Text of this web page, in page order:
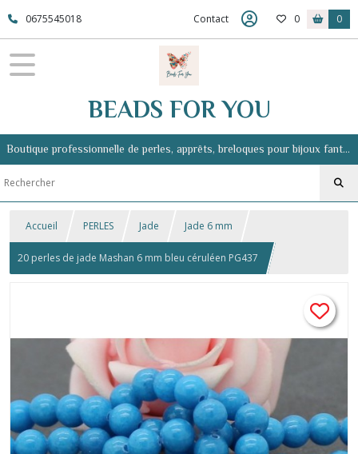
0675545018 Contact 0 0
BEADS FOR YOU
Boutique professionnelle de perles, apprêts, breloques pour bijoux fantaisie
Accueil PERLES Jade Jade 6 mm
20 perles de jade Mashan 6 mm bleu céruléen PG437